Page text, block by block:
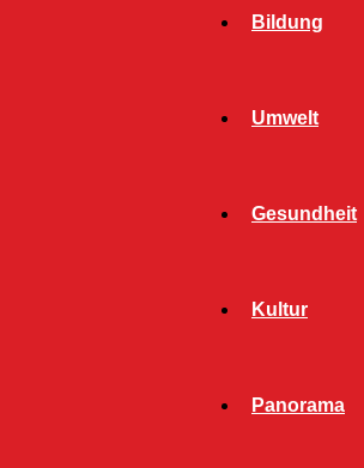
Bildung
Umwelt
Gesundheit
Kultur
Panorama